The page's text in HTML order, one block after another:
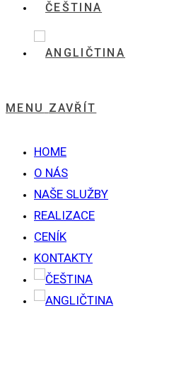
MENU ZAVŘÍT
HOME
O NÁS
NAŠE SLUŽBY
REALIZACE
CENÍK
KONTAKTY